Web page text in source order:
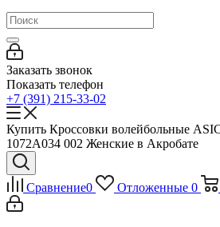
Заказать звонок
Показать телефон
+7 (391) 215-33-02
Купить Кроссовки волейбольные
1072A034 002 Женские в Акробате
Сравнение0 Отложенные 0